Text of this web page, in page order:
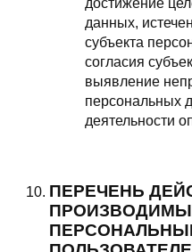
достижение
данных,
субъекта
согласия
выявление
персональных
деятельности
ПЕРЕЧЕНЬ